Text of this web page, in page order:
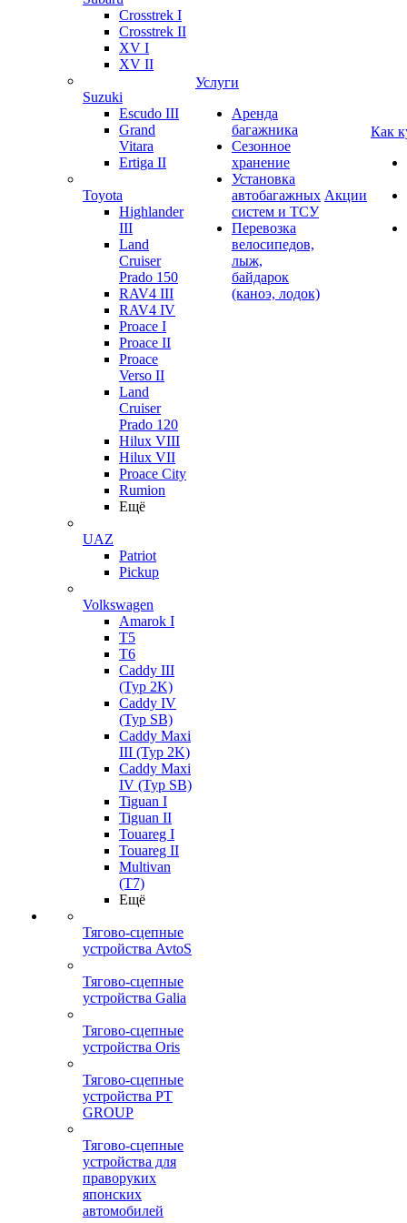
Crosstrek I
Crosstrek II
XV I
XV II
Suzuki
Escudo III
Grand
Vitara
Ertiga II
Toyota
Highlander
III
Land
Cruiser
Prado 150
RAV4 III
RAV4 IV
Proace I
Proace II
Proace
Verso II
Land
Cruiser
Prado 120
Hilux VIII
Hilux VII
Proace City
Rumion
Ещё
UAZ
Patriot
Pickup
Volkswagen
Amarok I
T5
T6
Caddy III
(Typ 2K)
Caddy IV
(Typ SB)
Caddy Maxi
III (Typ 2K)
Caddy Maxi
IV (Typ SB)
Tiguan I
Tiguan II
Touareg I
Touareg II
Multivan
(T7)
Ещё
Тягово-сцепные
устройства AvtoS
Тягово-сцепные
устройства Galia
Тягово-сцепные
устройства Oris
Тягово-сцепные
устройства PT
GROUP
Тягово-сцепные
устройства для
праворуких
японских
автомобилей
Услуги
Аренда
багажника
Сезонное
хранение
Установка
автобагажных
систем и ТСУ
Перевозка
велосипедов,
лыж,
байдарок
(каноэ, лодок)
Акции
Как